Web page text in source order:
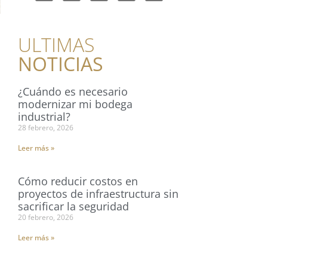
ULTIMAS
NOTICIAS
¿Cuándo es necesario
modernizar mi bodega
industrial?
28 febrero, 2026
Leer más »
Cómo reducir costos en
proyectos de infraestructura sin
sacrificar la seguridad
20 febrero, 2026
Leer más »